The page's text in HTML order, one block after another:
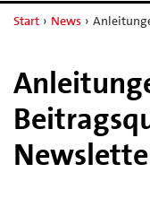
Start › News ›